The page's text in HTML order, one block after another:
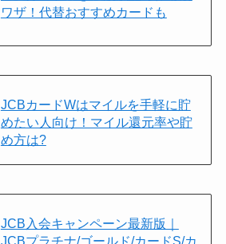
ワザ！代替おすすめカードも
JCBカードWはマイルを手軽に貯
めたい人向け！マイル還元率や貯
め方は?
JCB入会キャンペーン最新版｜
JCBプラチナ/ゴールド/カードS/カ